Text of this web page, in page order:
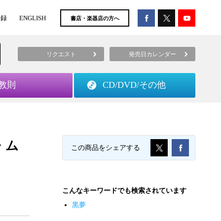
ENGLISH 書店・楽器店の方へ
リクエスト 発売日カレンダー
則 CD/DVD/その他
ム
この商品をシェアする
こんなキーワードでも検索されています
黒夢